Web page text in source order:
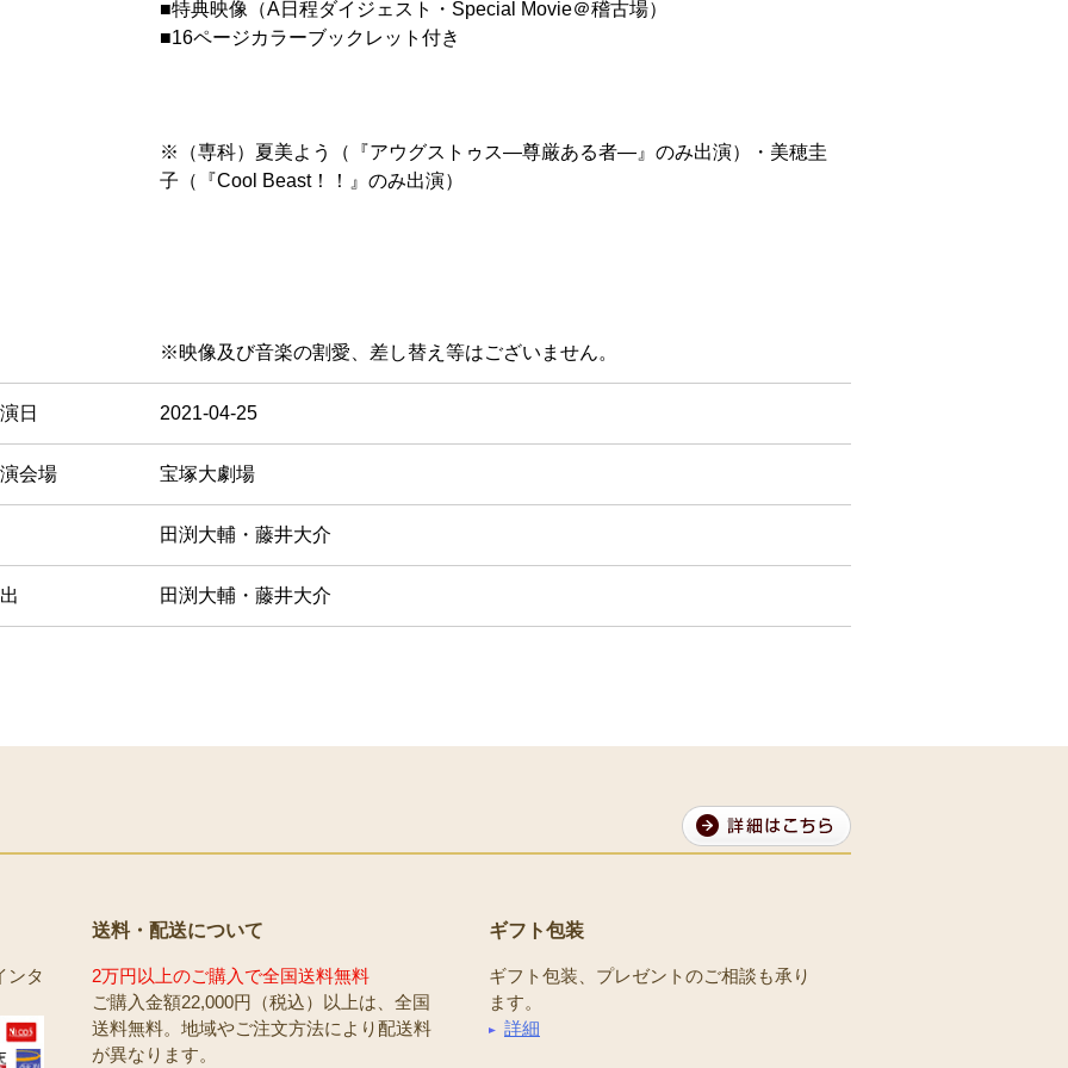
■特典映像（A日程ダイジェスト・Special Movie＠稽古場）
■16ページカラーブックレット付き
※（専科）夏美よう（『アウグストゥス―尊厳ある者―』のみ出演）・美穂圭
子（『Cool Beast！！』のみ出演）
※映像及び音楽の割愛、差し替え等はございません。
日 2021-04-25
会場 宝塚大劇場
田渕大輔・藤井大介
田渕大輔・藤井大介
ンタ
送料・配送について
2万円以上のご購入で全国送料無料
ご購入金額22,000円（税込）以上は、全国
送料無料。地域やご注文方法により配送料
が異なります。
ギフト包装
ギフト包装、プレゼントのご相談も承り
ます。
詳細